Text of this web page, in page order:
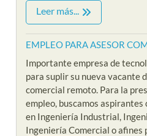
Leer más...
EMPLEO PARA ASESOR
Importante empresa de
para suplir su nueva vacante
comercial remoto. Para la
empleo, buscamos
en Ingeniería Industrial,
Ingeniería Comercial o afines